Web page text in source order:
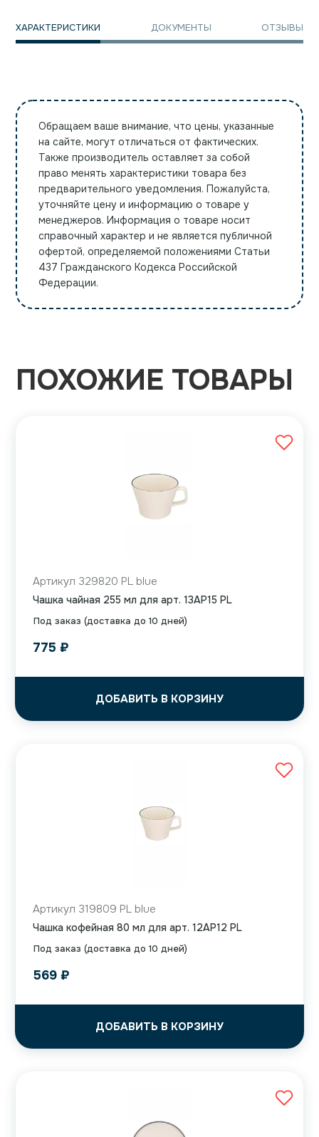
ХАРАКТЕРИСТИКИ ДОКУМЕНТЫ ОТЗЫВЫ
Обращаем ваше внимание, что цены, указанные
на сайте, могут отличаться от фактических.
Также производитель оставляет за собой
право менять характеристики товара без
предварительного уведомления. Пожалуйста,
уточняйте цену и информацию о товаре у
менеджеров. Информация о товаре носит
справочный характер и не является публичной
офертой, определяемой положениями Статьи
437 Гражданского Кодекса Российской
Федерации.
ПОХОЖИЕ ТОВАРЫ
Под заказ (доставка до 10 дней)
Артикул 329820 PL blue
Чашка чайная 255 мл для арт. 13AP15 PL
775 ₽
ДОБАВИТЬ В КОРЗИНУ
Под заказ (доставка до 10 дней)
Артикул 319809 PL blue
Чашка кофейная 80 мл для арт. 12AP12 PL
569 ₽
ДОБАВИТЬ В КОРЗИНУ